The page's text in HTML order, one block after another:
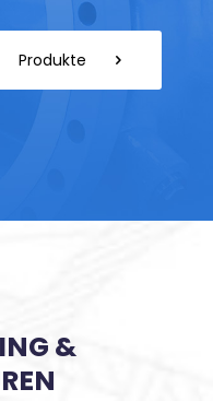
Produkte
&